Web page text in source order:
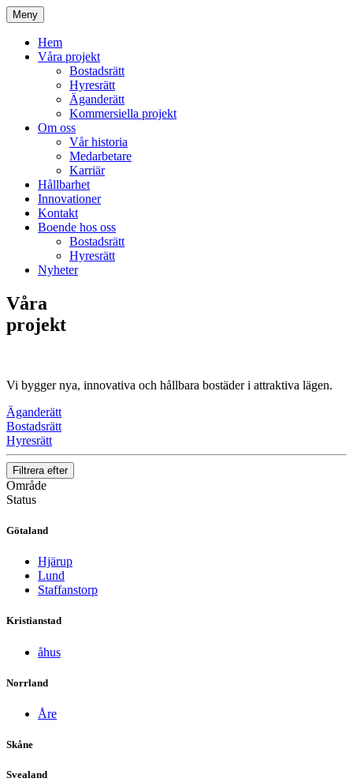
Meny
Hem
Våra projekt
Bostadsrätt
Hyresrätt
Äganderätt
Kommersiella projekt
Om oss
Vår historia
Medarbetare
Karriär
Hållbarhet
Innovationer
Kontakt
Boende hos oss
Bostadsrätt
Hyresrätt
Nyheter
Våra
projekt
Vi bygger nya, innovativa och hållbara bostäder i attraktiva lägen.
Äganderätt
Bostadsrätt
Hyresrätt
Filtrera efter
Område
Status
Götaland
Hjärup
Lund
Staffanstorp
Kristianstad
åhus
Norrland
Åre
Skåne
Svealand